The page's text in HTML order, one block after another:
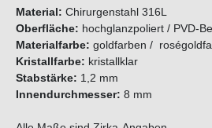
Material: Chirurgenstahl 316L
Oberfläche: hochglanzpoliert / PVD-
Materialfarbe: goldfarben /
Kristallfarbe: kristallklar
Stabstärke: 1,2 mm
Innendurchmesser: 8 mm